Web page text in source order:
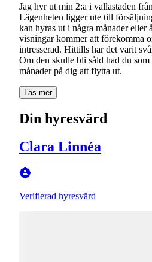
Jag hyr ut min 2:a i vallastaden
Lägenheten ligger ute till
kan hyras ut i några månader eller
visningar kommer att förekomma
intresserad. Hittills har det varit
Om den skulle bli såld had du
månader på dig att flytta ut.
Läs mer
Din hyresvärd
Clara Linnéa
Verifierad hyresvärd